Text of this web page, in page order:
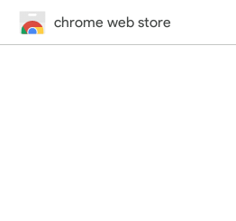
chrome web store